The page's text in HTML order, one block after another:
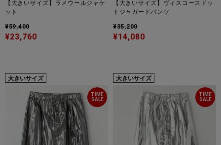
【大きいサイズ】ラメウールジャケ
ット
¥59,400
¥23,760
【大きいサイズ】ヴィスコースドッ
トジャガードパンツ
¥35,200
¥14,080
大きいサイズ
TIME
SALE
大きいサイズ
TIME
SALE